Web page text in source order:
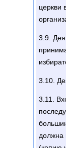
церкви
3.9.
3.10.
3.11.
должна